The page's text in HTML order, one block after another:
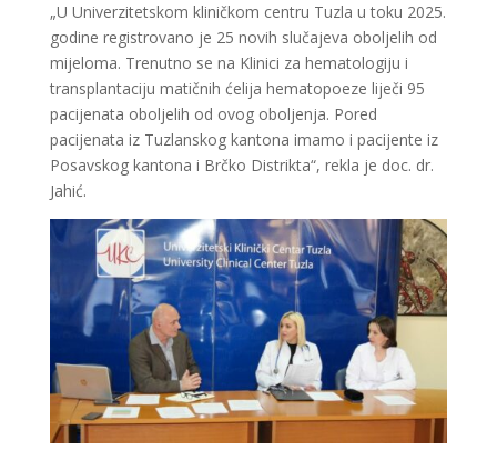
„U Univerzitetskom kliničkom centru Tuzla u toku 2025.
godine registrovano je 25 novih slučajeva oboljelih od
mijeloma. Trenutno se na Klinici za hematologiju i
transplantaciju matičnih ćelija hematopoeze liječi 95
pacijenata oboljelih od ovog oboljenja. Pored
pacijenata iz Tuzlanskog kantona imamo i pacijente iz
Posavskog kantona i Brčko Distrikta“, rekla je doc. dr.
Jahić.